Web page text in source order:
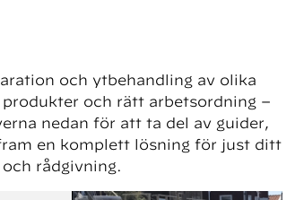
och ytbehandling av olika
och rätt arbetsordning –
nedan för att ta del av guider,
en komplett lösning för just ditt
rådgivning.